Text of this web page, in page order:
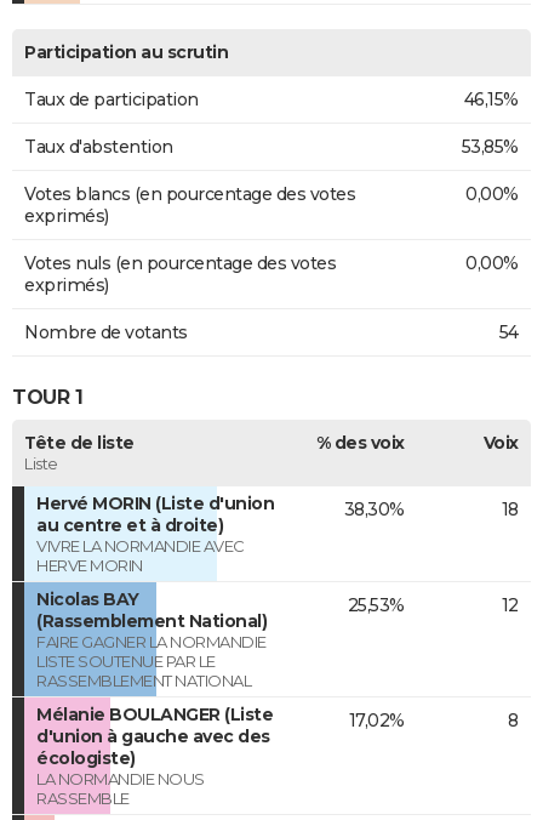
Participation au scrutin
Taux de participation 46,15%
Taux d'abstention 53,85%
Votes blancs (en pourcentage des votes
exprimés)
0,00%
Votes nuls (en pourcentage des votes
exprimés)
0,00%
Nombre de votants 54
TOUR 1
Tête de liste
Liste
% des voix Voix
Hervé MORIN (Liste d'union
au centre et à droite)
VIVRE LA NORMANDIE AVEC
HERVE MORIN
38,30% 18
Nicolas BAY
(Rassemblement National)
FAIRE GAGNER LA NORMANDIE
LISTE SOUTENUE PAR LE
RASSEMBLEMENT NATIONAL
25,53% 12
Mélanie BOULANGER (Liste
d'union à gauche avec des
écologiste)
LA NORMANDIE NOUS
RASSEMBLE
17,02% 8